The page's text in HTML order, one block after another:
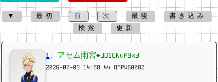
▼ 最初 前 次 最後
書き込み
検索
更新
1 : アセム雨宮◆UD16NvPYxY
2026-07-03 14:58:44 OMPVG0082